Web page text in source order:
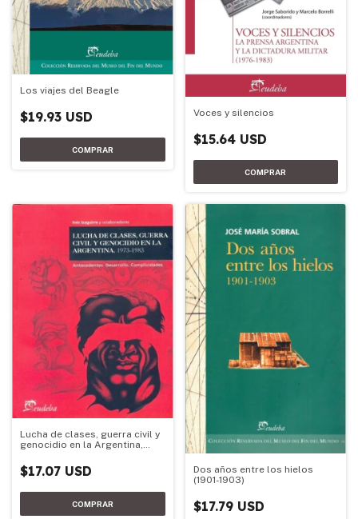
Los viajes del Beagle
$19.93 USD Voces y silencios
$15.64 USD
Lucha de clases, guerra civil y
genocidio en la Argentina,
$17.07 USD
Dos años entre los hielos
(1901-1903)
$17.79 USD